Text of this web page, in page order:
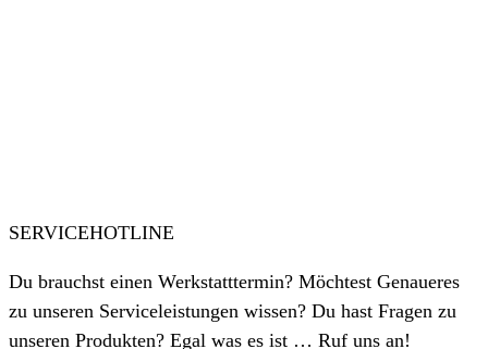
SERVICEHOTLINE
Du brauchst einen Werkstatttermin? Möchtest Genaueres
zu unseren Serviceleistungen wissen? Du hast Fragen zu
unseren Produkten? Egal was es ist … Ruf uns an!